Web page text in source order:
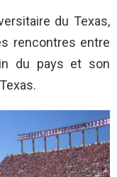
du Texas,
rencontres entre
du pays et son